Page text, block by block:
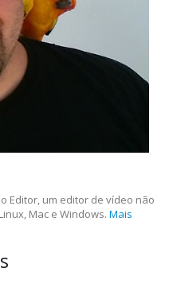
Editor, um editor de vídeo não
Mac e Windows. Mais